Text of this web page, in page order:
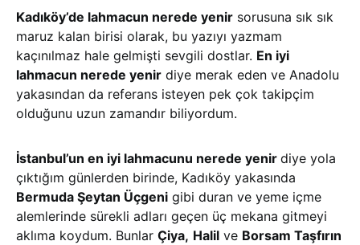
Kadıköy’de lahmacun nerede yenir sorusuna sık sık
maruz kalan birisi olarak, bu yazıyı yazmam
kaçınılmaz hale gelmişti sevgili dostlar. En iyi
lahmacun nerede yenir diye merak eden ve Anadolu
yakasından da referans isteyen pek çok takipçim
olduğunu uzun zamandır biliyordum.
İstanbul’un en iyi lahmacunu nerede yenir diye yola
çıktığım günlerden birinde, Kadıköy yakasında
Bermuda Şeytan Üçgeni gibi duran ve yeme içme
alemlerinde sürekli adları geçen üç mekana gitmeyi
aklıma koydum. Bunlar Çiya, Halil ve Borsam Taşfırın